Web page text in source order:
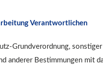
Verantwortlichen
Grundverordnung,
anderer Bestimmungen mit